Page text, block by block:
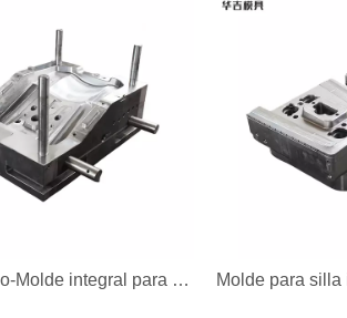
china - blanco-Molde integral para silla- Molde para silla- Molde